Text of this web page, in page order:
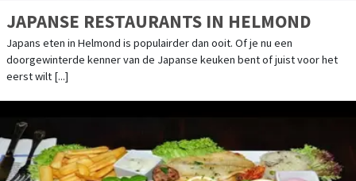
JAPANSE RESTAURANTS IN HELMOND
Japans eten in Helmond is populairder dan ooit. Of je nu een
doorgewinterde kenner van de Japanse keuken bent of juist voor het
eerst wilt [...]